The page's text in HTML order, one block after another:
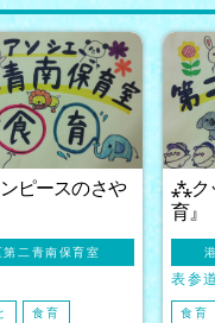
ピースのさや
第二青南保育室
食育
⁂ク
育』
表参
食育